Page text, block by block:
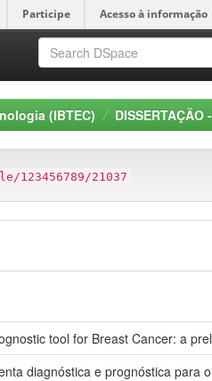
Participe Acesso à informação
(IBTEC)
21037
tool for Breast Cancer: a
diagnóstica e prognóstica para